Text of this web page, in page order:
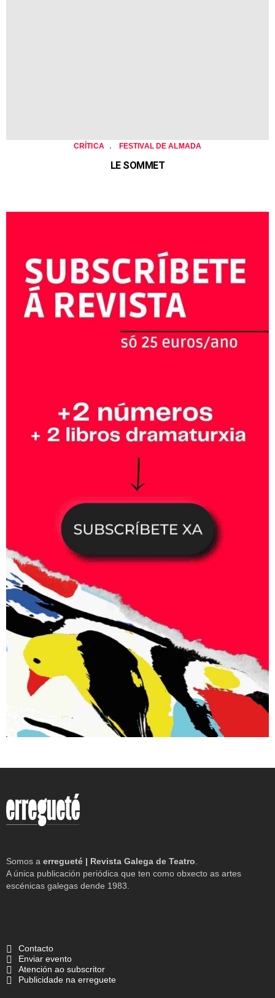
CRÍTICA , FESTIVAL DE ALMADA
LE SOMMET
Somos a erregueté | Revista Galega de Teatro.
A única publicación periódica que ten como obxecto as artes
escénicas galegas dende 1983.
Contacto
Enviar evento
Atención ao subscritor
Publicidade na erreguete